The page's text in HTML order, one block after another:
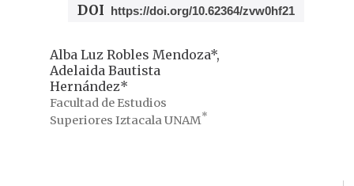
DOI https://doi.org/10.62364/zvw0hf21
Alba Luz Robles Mendoza*,
Adelaida Bautista
Hernández*
Facultad de Estudios
Superiores Iztacala UNAM*